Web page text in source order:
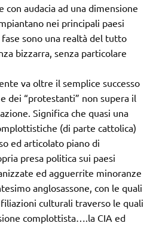
con audacia ad una dimensione
nei principali paesi
sono una realtà del tutto
bizzarra, senza particolare
va oltre il semplice successo
dei “protestanti” non supera il
Significa che quasi una
(di parte cattolica)
ed articolato piano di
presa politica sui paesi
ed agguerrite minoranze
anglosassone, con le quali
culturali traverso le quali
complottista….la CIA ed